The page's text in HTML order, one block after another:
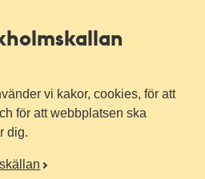
vi kakor, cookies, för att
för att webbplatsen ska
dig.